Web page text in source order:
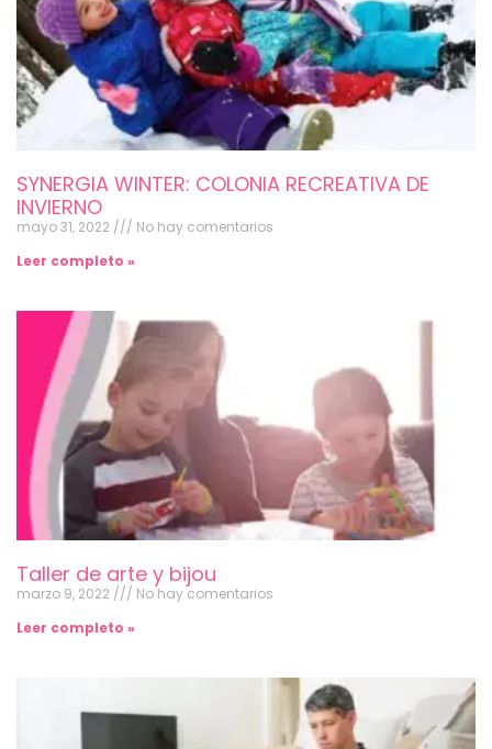
SYNERGIA WINTER: COLONIA RECREATIVA DE
INVIERNO
mayo 31, 2022
No hay comentarios
Leer completo »
Taller de arte y bijou
marzo 9, 2022
No hay comentarios
Leer completo »